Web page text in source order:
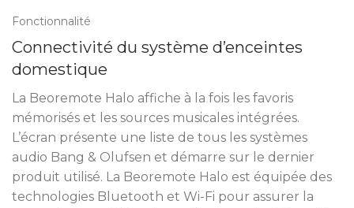
Fonctionnalité
Connectivité du système d’enceintes
domestique
La Beoremote Halo affiche à la fois les favoris
mémorisés et les sources musicales intégrées.
L’écran présente une liste de tous les systèmes
audio Bang & Olufsen et démarre sur le dernier
produit utilisé. La Beoremote Halo est équipée des
technologies Bluetooth et Wi-Fi pour assurer la